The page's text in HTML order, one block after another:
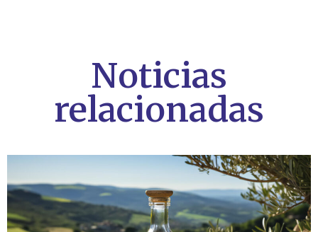
Noticias
relacionadas